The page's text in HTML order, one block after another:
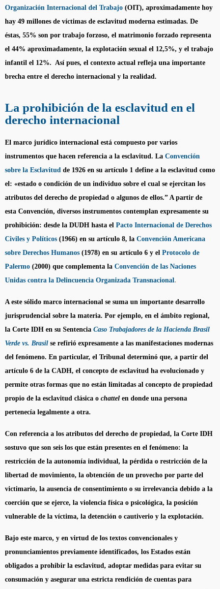
Organización Internacional del Trabajo (OIT), aproximadamente hoy
hay 49 millones de víctimas de esclavitud moderna estimadas. De
éstas, 55% son por trabajo forzoso, el matrimonio forzado representa
el 44% aproximadamente, la explotación sexual el 12,5%, y el trabajo
infantil el 12%. Así pues, el contexto actual refleja una importante
brecha entre el derecho internacional y la realidad.
La prohibición de la esclavitud en el
derecho internacional
El marco jurídico internacional está compuesto por varios
instrumentos que hacen referencia a la esclavitud. La Convención
sobre la Esclavitud de 1926 en su artículo 1 define a la esclavitud como
el: «estado o condición de un individuo sobre el cual se ejercitan los
atributos del derecho de propiedad o algunos de ellos.” A partir de
esta Convención, diversos instrumentos contemplan expresamente su
prohibición: desde la DUDH hasta el Pacto Internacional de Derechos
Civiles y Políticos (1966) en su artículo 8, la Convención Americana
sobre Derechos Humanos (1978) en su artículo 6 y el Protocolo de
Palermo (2000) que complementa la Convención de las Naciones
Unidas contra la Delincuencia Organizada Transnacional.
A este sólido marco internacional se suma un importante desarrollo
jurisprudencial sobre la materia. Por ejemplo, en el ámbito regional,
la Corte IDH en su Sentencia Caso Trabajadores de la Hacienda Brasil
Verde vs. Brasil se refirió expresamente a las manifestaciones modernas
del fenómeno. En particular, el Tribunal determinó que, a partir del
artículo 6 de la CADH, el concepto de esclavitud ha evolucionado y
permite otras formas que no están limitadas al concepto de propiedad
propio de la esclavitud clásica o chattel en donde una persona
pertenecía legalmente a otra.
Con referencia a los atributos del derecho de propiedad, la Corte IDH
sostuvo que son seis los que están presentes en el fenómeno: la
restricción de la autonomía individual, la pérdida o restricción de la
libertad de movimiento, la obtención de un provecho por parte del
victimario, la ausencia de consentimiento o su irrelevancia debido a la
coerción que se ejerce, la violencia física o psicológica, la posición
vulnerable de la víctima, la detención o cautiverio y la explotación.
Bajo este marco, y en virtud de los textos convencionales y
pronunciamientos previamente identificados, los Estados están
obligados a prohibir la esclavitud, adoptar medidas para evitar su
consumación y asegurar una estricta rendición de cuentas para